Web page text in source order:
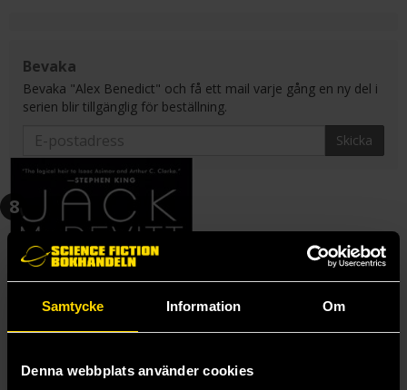
Samtycke Information Om
Denna webbplats använder cookies
Bevaka
Bevaka "Alex Benedict" och få ett mail varje gång en ny del i
serien blir tillgänglig för beställning.
Skicka
8